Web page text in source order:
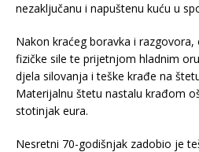
nezaključanu i napuštenu kuću u
Nakon kraćeg boravka i
fizičke sile te prijetnjom hladnim
djela silovanja i teške krađe na
Materijalnu štetu nastalu krađom
stotinjak eura.
Nesretni 70-godišnjak zadobio je